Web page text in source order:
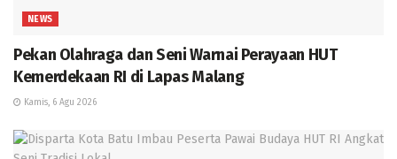
NEWS
Pekan Olahraga dan Seni Warnai Perayaan HUT
Kemerdekaan RI di Lapas Malang
Kamis, 6 Agu 2026